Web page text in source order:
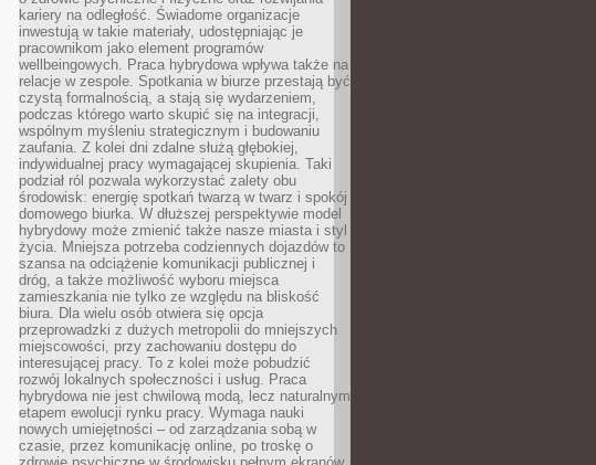
kariery na odległość. Świadome organizacje
inwestują w takie materiały, udostępniając je
pracownikom jako element programów
wellbeingowych. Praca hybrydowa wpływa także na
relacje w zespole. Spotkania w biurze przestają być
czystą formalnością, a stają się wydarzeniem,
podczas którego warto skupić się na integracji,
wspólnym myśleniu strategicznym i budowaniu
zaufania. Z kolei dni zdalne służą głębokiej,
indywidualnej pracy wymagającej skupienia. Taki
podział ról pozwala wykorzystać zalety obu
środowisk: energię spotkań twarzą w twarz i spokój
domowego biurka. W dłuższej perspektywie model
hybrydowy może zmienić także nasze miasta i styl
życia. Mniejsza potrzeba codziennych dojazdów to
szansa na odciążenie komunikacji publicznej i
dróg, a także możliwość wyboru miejsca
zamieszkania nie tylko ze względu na bliskość
biura. Dla wielu osób otwiera się opcja
przeprowadzki z dużych metropolii do mniejszych
miejscowości, przy zachowaniu dostępu do
interesującej pracy. To z kolei może pobudzić
rozwój lokalnych społeczności i usług. Praca
hybrydowa nie jest chwilową modą, lecz naturalnym
etapem ewolucji rynku pracy. Wymaga nauki
nowych umiejętności – od zarządzania sobą w
czasie, przez komunikację online, po troskę o